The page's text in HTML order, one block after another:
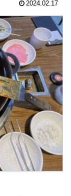
2024.02.17